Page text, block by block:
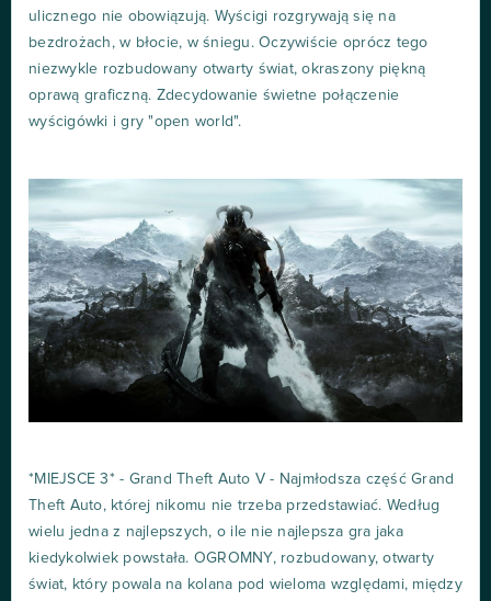
ulicznego nie obowiązują. Wyścigi rozgrywają się na
bezdrożach, w błocie, w śniegu. Oczywiście oprócz tego
niezwykle rozbudowany otwarty świat, okraszony piękną
oprawą graficzną. Zdecydowanie świetne połączenie
wyścigówki i gry "open world".
*MIEJSCE 3* - Grand Theft Auto V - Najmłodsza część Grand
Theft Auto, której nikomu nie trzeba przedstawiać. Według
wielu jedna z najlepszych, o ile nie najlepsza gra jaka
kiedykolwiek powstała. OGROMNY, rozbudowany, otwarty
świat, który powala na kolana pod wieloma względami, między